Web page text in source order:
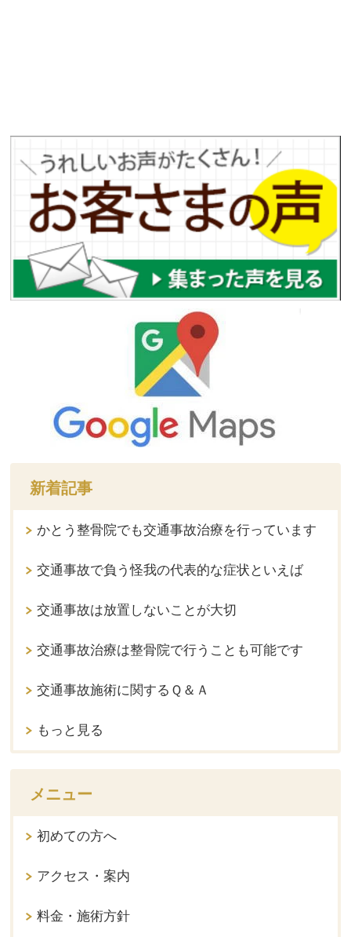
新着記事
かとう整骨院でも交通事故治療を行っています
交通事故で負う怪我の代表的な症状といえば
交通事故は放置しないことが大切
交通事故治療は整骨院で行うことも可能です
交通事故施術に関するＱ＆Ａ
もっと見る
メニュー
初めての方へ
アクセス・案内
料金・施術方針